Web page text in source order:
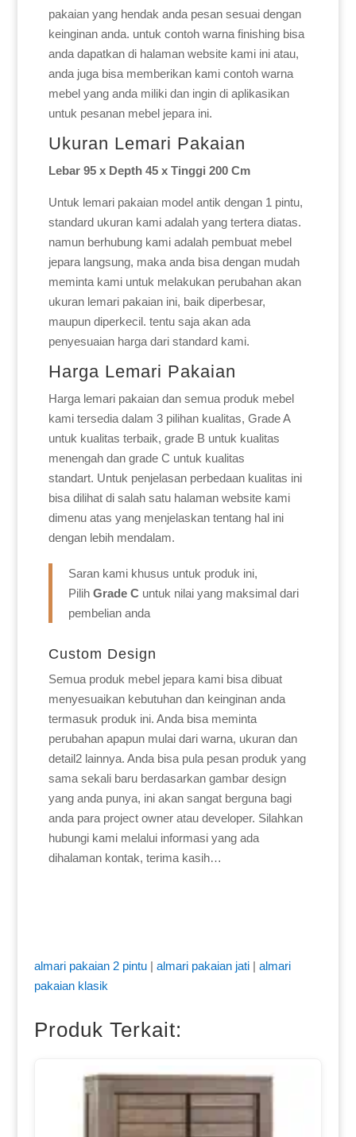
pakaian yang hendak anda pesan sesuai dengan
keinginan anda. untuk contoh warna finishing bisa
anda dapatkan di halaman website kami ini atau,
anda juga bisa memberikan kami contoh warna
mebel yang anda miliki dan ingin di aplikasikan
untuk pesanan mebel jepara ini.
Ukuran Lemari Pakaian
Lebar 95 x Depth 45 x Tinggi 200 Cm
Untuk lemari pakaian model antik dengan 1 pintu,
standard ukuran kami adalah yang tertera diatas.
namun berhubung kami adalah pembuat mebel
jepara langsung, maka anda bisa dengan mudah
meminta kami untuk melakukan perubahan akan
ukuran lemari pakaian ini, baik diperbesar,
maupun diperkecil. tentu saja akan ada
penyesuaian harga dari standard kami.
Harga Lemari Pakaian
Harga lemari pakaian dan semua produk mebel
kami tersedia dalam 3 pilihan kualitas, Grade A
untuk kualitas terbaik, grade B untuk kualitas
menengah dan grade C untuk kualitas
standart. Untuk penjelasan perbedaan kualitas ini
bisa dilihat di salah satu halaman website kami
dimenu atas yang menjelaskan tentang hal ini
dengan lebih mendalam.
Saran kami khusus untuk produk ini,
Pilih Grade C untuk nilai yang maksimal dari
pembelian anda
Custom Design
Semua produk mebel jepara kami bisa dibuat
menyesuaikan kebutuhan dan keinginan anda
termasuk produk ini. Anda bisa meminta
perubahan apapun mulai dari warna, ukuran dan
detail2 lainnya. Anda bisa pula pesan produk yang
sama sekali baru berdasarkan gambar design
yang anda punya, ini akan sangat berguna bagi
anda para project owner atau developer. Silahkan
hubungi kami melalui informasi yang ada
dihalaman kontak, terima kasih…
almari pakaian 2 pintu| almari pakaian jati| almari
pakaian klasik
Produk Terkait: